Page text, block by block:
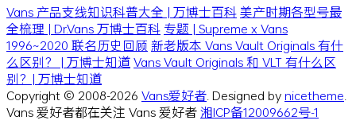
Vans 产品支线知识科普大全 | 万博士百科美产时期各型号最
全梳理 | Dr.Vans 万博士百科 专题 | Supreme x Vans
1996~2020 联名历史回顾 新老版本 Vans Vault Originals 有什
么区别？ | 万博士知道Vans Vault Originals 和 VLT 有什么区
别？| 万博士知道
Copyright © 2008-2026 Vans爱好者. Designed bynicetheme.
Vans 爱好者都在关注 Vans 爱好者湘ICP备12009662号-1